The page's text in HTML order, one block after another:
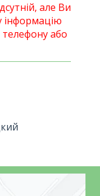
але Ви
або